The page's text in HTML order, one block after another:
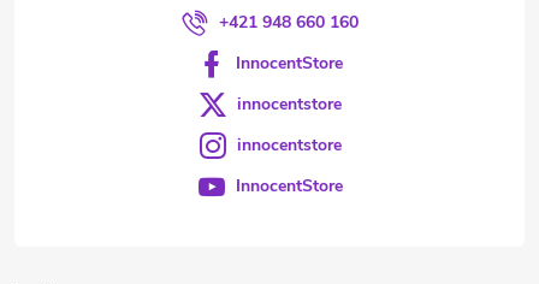
+421 948 660 160
InnocentStore
innocentstore
innocentstore
InnocentStore